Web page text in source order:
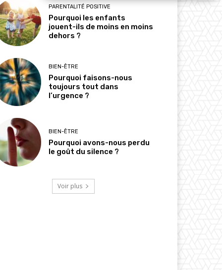
PARENTALITÉ POSITIVE
Pourquoi les enfants
jouent-ils de moins en moins
dehors ?
BIEN-ÊTRE
Pourquoi faisons-nous
toujours tout dans
l’urgence ?
BIEN-ÊTRE
Pourquoi avons-nous perdu
le goût du silence ?
Voir plus